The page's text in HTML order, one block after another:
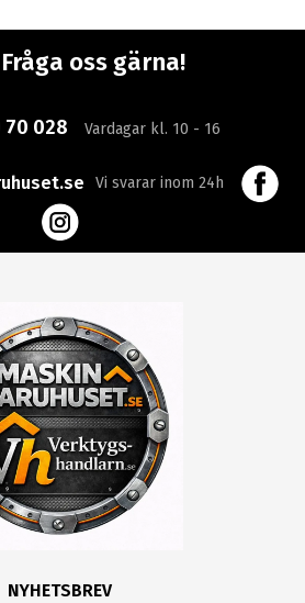
Fråga oss gärna!
70 028 Vardagar kl. 10 - 16
Vi svarar inom 24h
NYHETSBREV